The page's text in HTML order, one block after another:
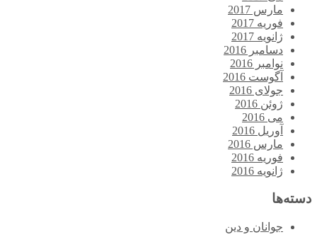
مارس 2017
فوریه 2017
ژانویه 2017
دسامبر 2016
نوامبر 2016
آگوست 2016
جولای 2016
ژوئن 2016
می 2016
آوریل 2016
مارس 2016
فوریه 2016
ژانویه 2016
دسته‌ها
جوانان و دین